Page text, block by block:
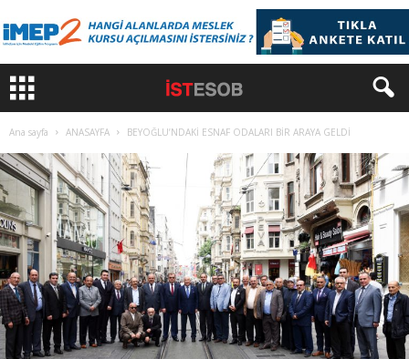
Ana sayfa ANASAYFA BEYOĞLU’NDAKİ ESNAF ODALARI BİR ARAYA GELDİ